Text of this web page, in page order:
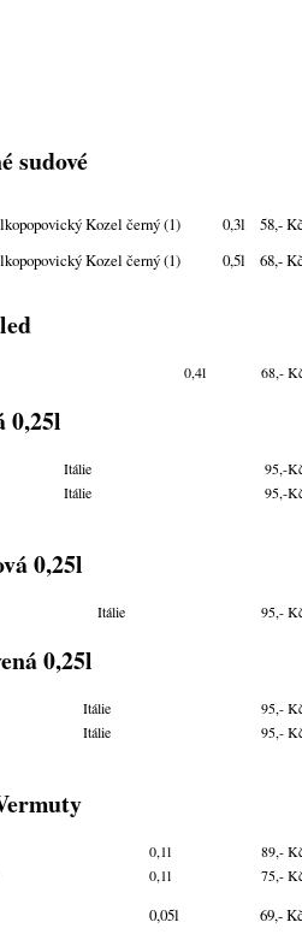
sudové
Kozel černý (1)
Kozel černý (1)
0,3l
0,5l
58,-
68,-
na led
0,4l 68,-
0,25l
Itálie
95,-
Itálie 95,-
0,25l
Itálie 95,-
0,25l
Itálie
95,-
Itálie 95,-
0,1l
89,-
0,1l 75,-
0,05l
69,-